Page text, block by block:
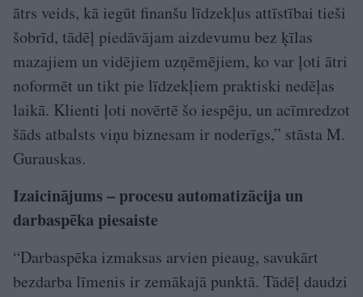
ātrs veids, kā iegūt finanšu līdzekļus attīstībai tieši
šobrīd, tādēļ piedāvājam aizdevumu bez ķīlas
mazajiem un vidējiem uzņēmējiem, ko var ļoti ātri
noformēt un tikt pie līdzekļiem praktiski nedēļas
laikā. Klienti ļoti novērtē šo iespēju, un acīmredzot
šāds atbalsts viņu biznesam ir noderīgs,” stāsta M.
Gurauskas.
Izaicinājums – procesu automatizācija un
darbaspēka piesaiste
“Darbaspēka izmaksas arvien pieaug, savukārt
bezdarba līmenis ir zemākajā punktā. Tādēļ daudzi